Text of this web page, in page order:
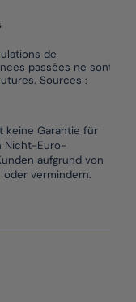
de
passées ne sont pas
Sources :
keine Garantie für
Nicht-Euro-
aufgrund von
vermindern.